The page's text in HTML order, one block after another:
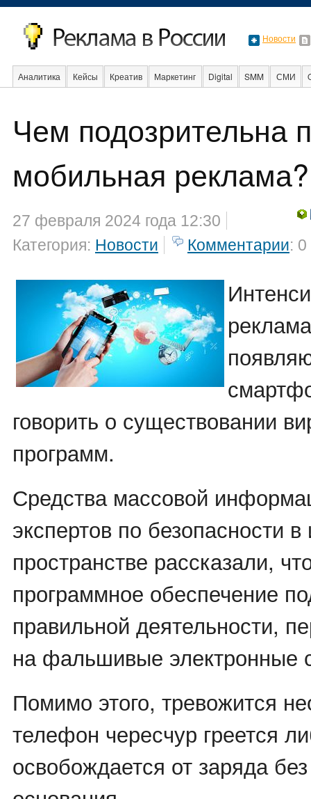
Новости
Аналитика Кейсы Креатив Маркетинг Digital SMM СМИ
Чем подозрительна
мобильная реклама?
27 февраля 2024 года 12:30
Категория: Новости Комментарии: 0
говорить о существовании
программ.
Средства массовой
экспертов по безопасности в
пространстве рассказали,
программное обеспечение
правильной деятельности,
на фальшивые электронные
Помимо этого, тревожится
телефон чересчур греется
освобождается от заряда без